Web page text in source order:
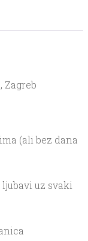
Zagreb
(ali bez dana
uz svaki